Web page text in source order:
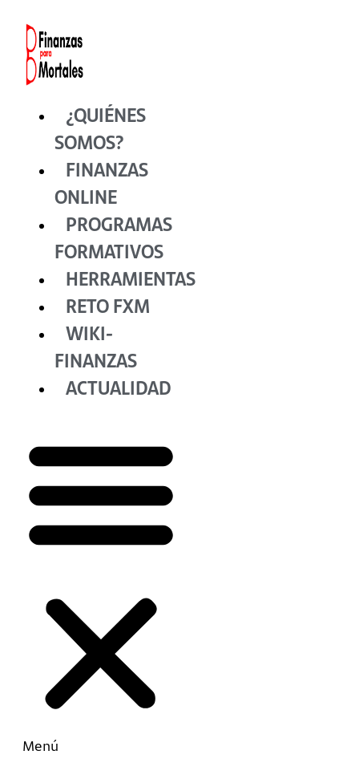
contenido
¿QUIÉNES
SOMOS?
FINANZAS
ONLINE
PROGRAMAS
FORMATIVOS
HERRAMIENTAS
RETO FXM
WIKI-
FINANZAS
ACTUALIDAD
Menú